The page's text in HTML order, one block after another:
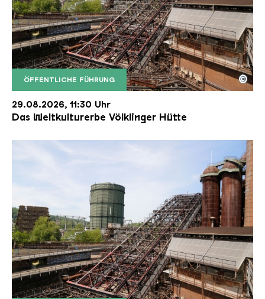
ÖFFENTLICHE FÜHRUNG
Der Erzschrägaufzug der Völklinger Hütte mit
Copyright: Weltkulturerbe Völklinger Hütte | Karl
©
29.08.2026, 11:30 Uhr
Das Weltkulturerbe Völklinger Hütte